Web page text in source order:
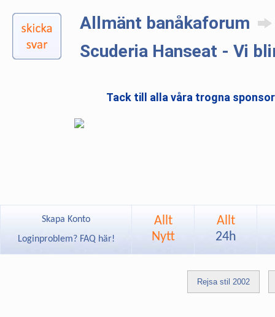
Allmänt banåkaforum
Scuderia Hanseat - Vi
Tack till alla våra trogna
Skapa Konto
Loginproblem? FAQ här!
Allt
Nytt
Allt
24h
Rejsa stil 2002